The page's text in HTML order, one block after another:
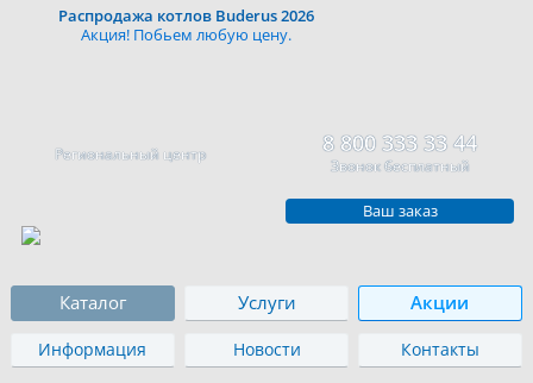
Распродажа котлов Buderus 2026
Акция! Побьем любую цену.
Региональный центр 8 800 333 33 44
Звонок бесплатный
Ваш заказ
Каталог Услуги Акции
Информация Новости Контакты